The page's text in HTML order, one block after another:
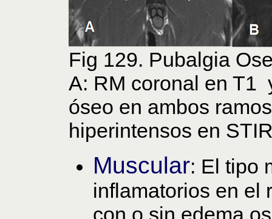
Fig 129. Pubalgia
A: RM coronal en T1
óseo en ambos
hiperintensos en
Muscular: El tipo
inflamatorios en el
con o sin edema